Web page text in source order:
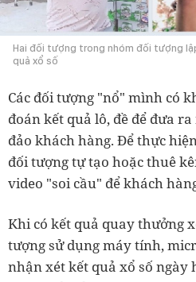
Hai đối tượng trong nhóm đối tượng
quả xổ số
Các đối tượng "nổ" mình có
đoán kết quả lô, đề để đưa
đảo khách hàng. Để thực
đối tượng tự tạo hoặc thuê
video "soi cầu" để khách
Khi có kết quả quay thưởng
tượng sử dụng máy tính,
nhận xét kết quả xổ số ngày